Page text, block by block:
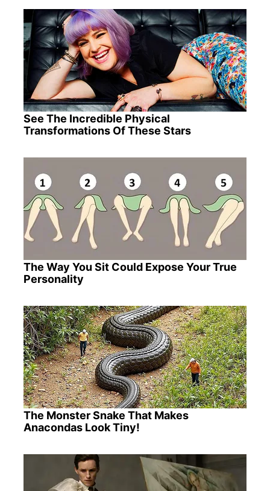
See The Incredible Physical
Transformations Of These Stars
The Way You Sit Could Expose Your True
Personality
The Monster Snake That Makes
Anacondas Look Tiny!